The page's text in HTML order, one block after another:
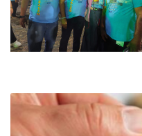
Brasil
planeja
retorno